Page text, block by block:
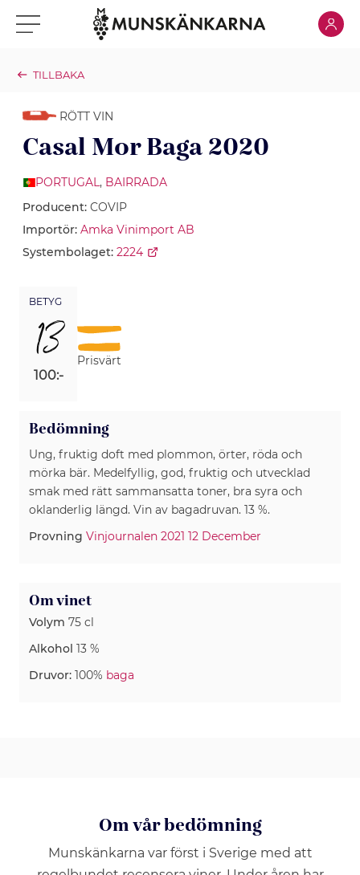
Klicka för meny Klicka
TILLBAKA
RÖTT VIN
Casal Mor Baga 2020
PORTUGAL, BAIRRADA
Producent: COVIP
Importör: Amka Vinimport AB
Systembolaget: 2224
BETYG
13
100:-
Prisvärt
Bedömning
Ung, fruktig doft med plommon, örter, röda och
mörka bär. Medelfyllig, god, fruktig och utvecklad
smak med rätt sammansatta toner, bra syra och
oklanderlig längd. Vin av bagadruvan. 13 %.
Provning Vinjournalen 2021 12 December
Om vinet
Volym 75 cl
Alkohol 13 %
Druvor: 100% baga
Om vår bedömning
Munskänkarna var först i Sverige med att